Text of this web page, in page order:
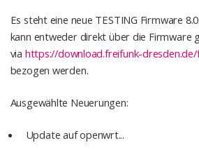
Es steht eine neue TESTING Firmware
kann entweder direkt über die Firmware
via https://download.freifunk-
bezogen werden.
Ausgewählte Neuerungen:
Update auf openwrt...